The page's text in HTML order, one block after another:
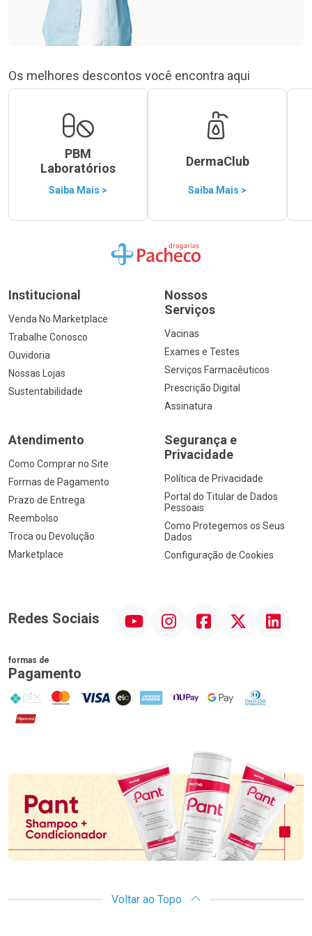
Os melhores descontos você encontra aqui
PBM
Laboratórios
Saiba Mais >
DermaClub
Saiba Mais >
Ir para a Home
Institucional
Venda No Marketplace
Trabalhe Conosco
Ouvidoria
Nossas Lojas
Sustentabilidade
Nossos
Serviços
Vacinas
Exames e Testes
Serviços Farmacêuticos
Prescrição Digital
Assinatura
Atendimento
Como Comprar no Site
Formas de Pagamento
Prazo de Entrega
Reembolso
Troca ou Devolução
Marketplace
Segurança e
Privacidade
Política de Privacidade
Portal do Titular de Dados
Pessoais
Como Protegemos os Seus
Dados
Configuração de Cookies
Redes Sociais InstagramFacebook Linkedin
formas de
Pagamento
PIX MasterCard
VISA ELO AMEX NuPay Google PayDiners Club
Hipercard
Voltar ao Topo